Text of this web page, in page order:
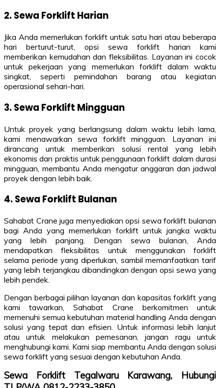
2. Sewa Forklift Harian
Jika Anda memerlukan forklift untuk satu hari atau beberapa
hari berturut-turut, opsi sewa forklift harian kami
memberikan kemudahan dan fleksibilitas. Layanan ini cocok
untuk pekerjaan yang memerlukan forklift dalam waktu
singkat, seperti pemindahan barang atau kegiatan
operasional sehari-hari.
3. Sewa Forklift Mingguan
Untuk proyek yang berlangsung dalam waktu lebih lama,
kami menawarkan sewa forklift mingguan. Layanan ini
dirancang untuk memberikan solusi rental yang lebih
ekonomis dan praktis untuk penggunaan forklift dalam durasi
mingguan, membantu Anda mengatur anggaran dan jadwal
proyek dengan lebih baik.
4. Sewa Forklift Bulanan
Sahabat Crane juga menyediakan opsi sewa forklift bulanan
bagi Anda yang memerlukan forklift untuk jangka waktu
yang lebih panjang. Dengan sewa bulanan, Anda
mendapatkan fleksibilitas untuk menggunakan forklift
selama periode yang diperlukan, sambil memanfaatkan tarif
yang lebih terjangkau dibandingkan dengan opsi sewa yang
lebih pendek.
Dengan berbagai pilihan layanan dan kapasitas forklift yang
kami tawarkan, Sahabat Crane berkomitmen untuk
memenuhi semua kebutuhan material handling Anda dengan
solusi yang tepat dan efisien. Untuk informasi lebih lanjut
atau untuk melakukan pemesanan, jangan ragu untuk
menghubungi kami. Kami siap membantu Anda dengan solusi
sewa forklift yang sesuai dengan kebutuhan Anda.
Sewa Forklift Tegalwaru Karawang, Hubungi